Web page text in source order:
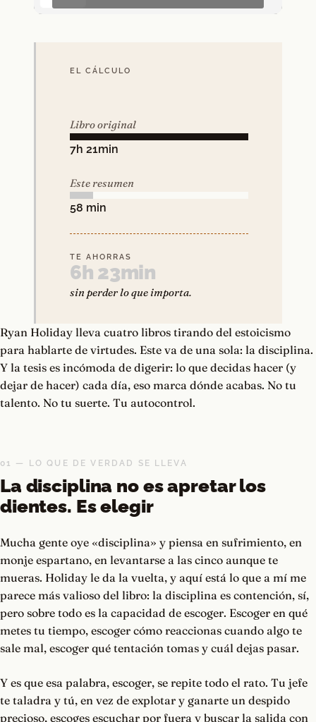
EL CÁLCULO
Libro original
7h 21min
Este resumen
58 min
TE AHORRAS
6h 23min
sin perder lo que importa.
Ryan Holiday lleva cuatro libros tirando del estoicismo
para hablarte de virtudes. Este va de una sola: la disciplina.
Y la tesis es incómoda de digerir: lo que decidas hacer (y
dejar de hacer) cada día, eso marca dónde acabas. No tu
talento. No tu suerte. Tu autocontrol.
01 — LO QUE DE VERDAD SE LLEVA
La disciplina no es apretar los
dientes. Es elegir
Mucha gente oye «disciplina» y piensa en sufrimiento, en
monje espartano, en levantarse a las cinco aunque te
mueras. Holiday le da la vuelta, y aquí está lo que a mí me
parece más valioso del libro: la disciplina es contención, sí,
pero sobre todo es la capacidad de escoger. Escoger en qué
metes tu tiempo, escoger cómo reaccionas cuando algo te
sale mal, escoger qué tentación tomas y cuál dejas pasar.
Y es que esa palabra, escoger, se repite todo el rato. Tu jefe
te taladra y tú, en vez de explotar y ganarte un despido
precioso, escoges escuchar por fuera y buscar la salida con